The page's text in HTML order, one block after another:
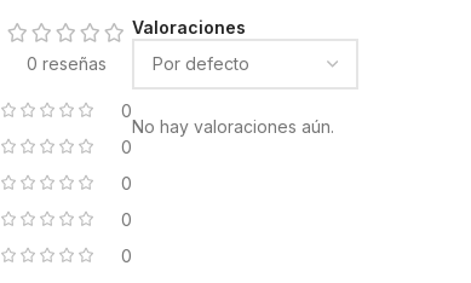
0 reseñas
0
0
0
0
0
Valoraciones
No hay valoraciones aún.